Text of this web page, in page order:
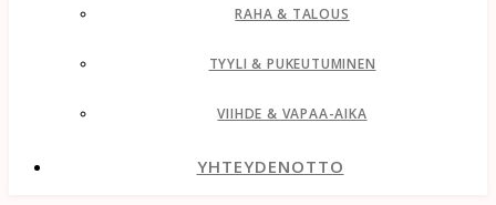
RAHA & TALOUS
TYYLI & PUKEUTUMINEN
VIIHDE & VAPAA-AIKA
YHTEYDENOTTO